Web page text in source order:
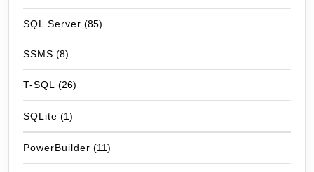
SQL Server (85)
SSMS (8)
T-SQL (26)
SQLite (1)
PowerBuilder (11)